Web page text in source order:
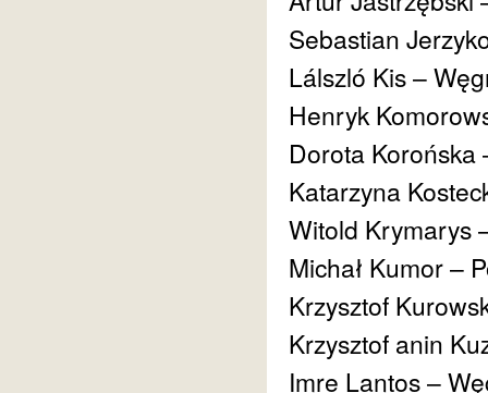
Sebastian
Lálszló Kis –
Henryk
Dorota Korońska
Katarzyna
Witold Krymarys
Michał Kumor –
Krzysztof
Krzysztof anin
Imre Lantos –